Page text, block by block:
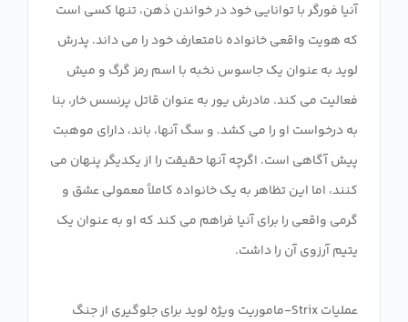
آنیا فورگر با توانایی خود در خواندن ذهن، تنها کسی است
که هویت واقعی خانواده نامتعارف خود را می داند. پدرش
لوید به عنوان یک جاسوس نخبه با اسم رمز گرگ و میش
فعالیت می کند. مادرش یور به عنوان قاتل پرنسس خار، بنا
به درخواست او را می کشد. و سگ آنها، باند، دارای موهبت
پیش آگاهی است. اگرچه آنها حقیقت را از یکدیگر پنهان می
کنند، اما این تظاهر به یک خانواده کاملاً معمولی عشق و
گرمی واقعی را برای آنیا فراهم می کند که او به عنوان یک
عملیات Strix-ماموریت ویژه لوید برای جلوگیری از جنگ